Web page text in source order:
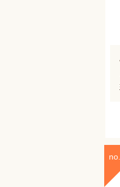
no.